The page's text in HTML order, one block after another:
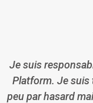
Je suis
Platform. Je suis
peu par hasard